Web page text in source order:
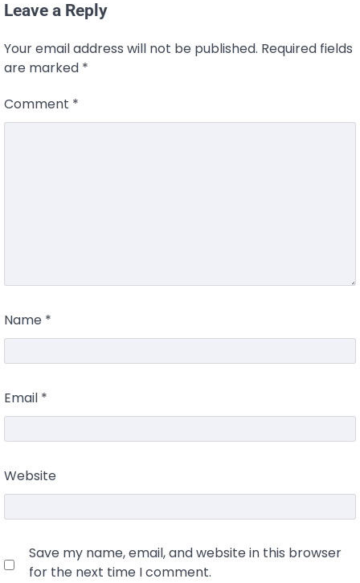
Leave a Reply
Your email address will not be published. Required fields
are marked *
Comment *
Name *
Email *
Website
Save my name, email, and website in this browser
for the next time I comment.